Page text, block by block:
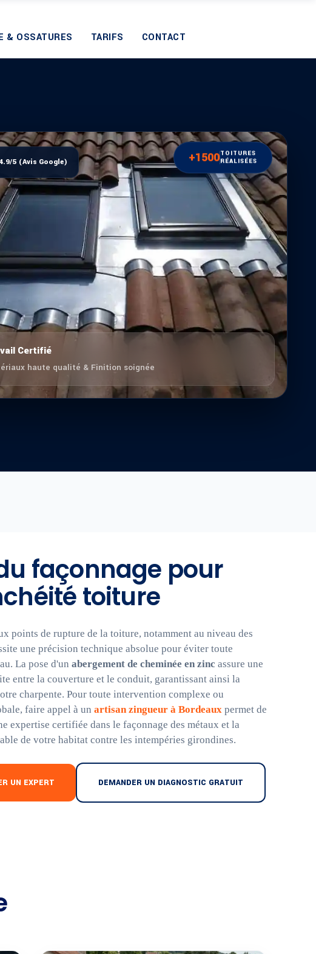
& OSSATURES TARIFS CONTACT
Certifié
haute qualité & Finition soignée
+1500TOITURES
RÉALISÉES
5 (Avis Google)
façonnage pour
toiture
points de rupture de la toiture, notamment au niveau des
une précision technique absolue pour éviter toute
La pose d'un abergement de cheminée en zinc assure une
entre la couverture et le conduit, garantissant ainsi la
charpente. Pour toute intervention complexe ou
faire appel à un artisan zingueur à Bordeaux permet de
expertise certifiée dans le façonnage des métaux et la
de votre habitat contre les intempéries girondines.
UN EXPERT DEMANDER UN DIAGNOSTIC GRATUIT